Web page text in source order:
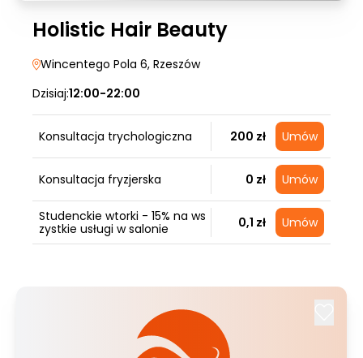
Holistic Hair Beauty
Wincentego Pola 6, Rzeszów
Dzisiaj:12:00-22:00
Konsultacja trychologiczna 200 zł Umów
Konsultacja fryzjerska 0 zł Umów
Studenckie wtorki - 15% na ws
zystkie usługi w salonie
0,1 zł Umów